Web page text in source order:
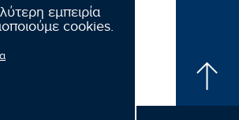
εμπειρία
cookies.
Επόμενο νέο